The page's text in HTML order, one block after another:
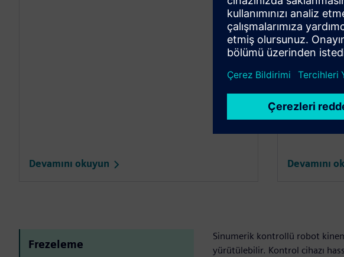
Devamını okuyun
CNC
Run
kinematiği ile
püskürtme iş
Devamını
Frezeleme
Sinumerik kontrollü robot
yürütülebilir. Kontrol cihazı